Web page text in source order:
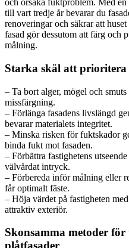
och orsaka fuktproblem. Med
till vart tredje år bevarar du
renoveringar och säkrar att
fasad gör dessutom att färg och
målning.
Starka skäl att prioritera
– Ta bort alger, mögel och
missfärgning.
– Förlänga fasadens livslängd
bevarar materialets integritet.
– Minska risken för fuktskador
binda fukt mot fasaden.
– Förbättra fastighetens
välvårdat intryck.
– Förbereda inför målning eller
får optimalt fäste.
– Höja värdet på fastigheten
attraktiv exteriör.
Skonsamma metoder
plåtfasader